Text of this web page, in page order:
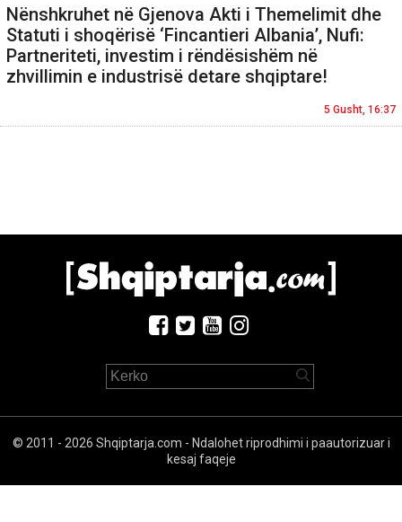
Nënshkruhet në Gjenova Akti i Themelimit dhe
Statuti i shoqërisë ‘Fincantieri Albania’, Nufi:
Partneriteti, investim i rëndësishëm në
zhvillimin e industrisë detare shqiptare!
5 Gusht, 16:37
© 2011 - 2026 Shqiptarja.com - Ndalohet riprodhimi i paautorizuar i
kesaj faqeje